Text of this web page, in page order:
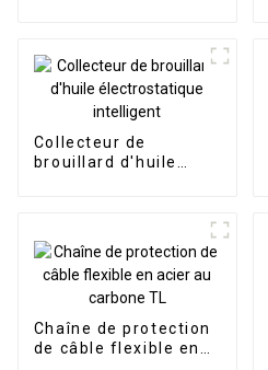
Collecteur de
brouillard d'huile
Chaîne de protection
de câble flexible en